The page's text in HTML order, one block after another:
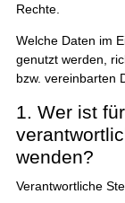
Rechte.
Welche Daten im
genutzt werden,
bzw. vereinbarten
1. Wer ist
wenden?
Verantwortliche